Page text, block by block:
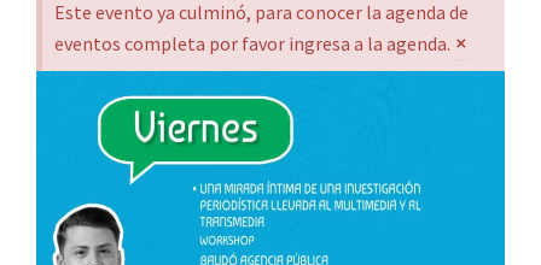
Este evento ya culminó, para conocer la agenda de
eventos completa por favor ingresa a la agenda. ×